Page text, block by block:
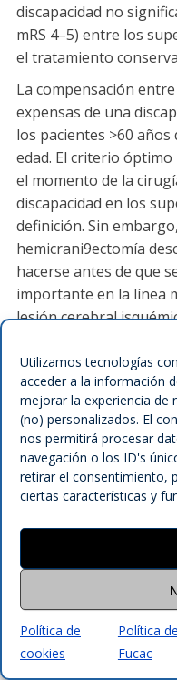
Utilizamos tecnologías
acceder a la información
mejorar la experiencia de
(no) personalizados. El
nos permitirá procesar
navegación o los ID's
retirar el consentimiento,
ciertas características y
Política de
cookies
Política
Fucac
discapacidad no
mRS 4–5) entre los
el tratamiento
La compensación
expensas de una
los pacientes >60
edad. El criterio
el momento de la
discapacidad en los
definición. Sin
hemicrani9ectomía
hacerse antes de que
importante en la línea
lesión cerebral
Prevención
recurrente
La iniciación urgente
efectiva después del
puede reducir un 80%
precoz. La
diarios de aspirina
recurrente a la mitad
semanas.
El ticagrelor es tan
pacientes con AIT
es superior a la